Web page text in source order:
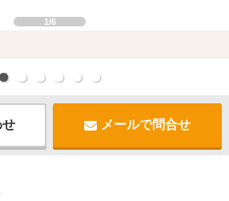
1/6
せ メールで問合せ